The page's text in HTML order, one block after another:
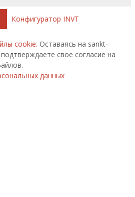
Конфигуратор INVT
cookie. Оставаясь на sankt-
свое согласие на
данных